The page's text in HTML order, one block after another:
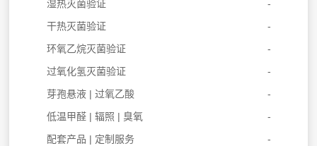
湿热灭菌验证
干热灭菌验证
环氧乙烷灭菌验证
过氧化氢灭菌验证
芽孢悬液 | 过氧乙酸
低温甲醛 | 辐照 | 臭氧
配套产品 | 定制服务